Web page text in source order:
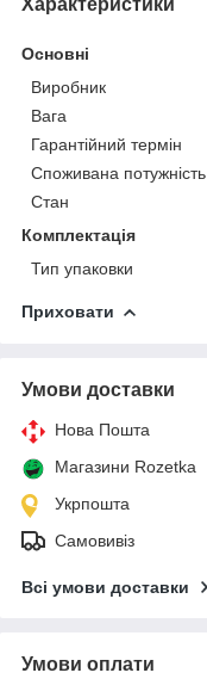
Характеристики
Основні
Виробник
Вага
Гарантійний термін
Споживана потужність
Стан
Комплектація
Тип упаковки
Приховати
Умови доставки
Нова Пошта
Магазини Rozetka
Укрпошта
Самовивіз
Всі умови доставки
Умови оплати